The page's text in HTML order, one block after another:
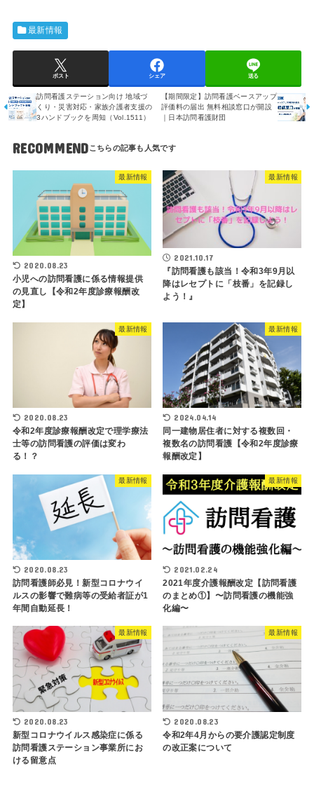
最新情報
ポスト シェア 送る
訪問看護ステーション向け 地域づ
くり・災害対応・家族介護者支援の
3ハンドブックを周知（Vol.1511）
【期間限定】訪問看護ベースアップ
評価料の届出 無料相談窓口が開設
｜日本訪問看護財団
RECOMMEND
最新情報
2020.08.23
小児への訪問看護に係る情報提供
の見直し【令和2年度診療報酬改
定】
最新情報
2021.10.17
『訪問看護も該当！令和3年9月以
降はレセプトに「枝番」を記録し
よう！』
最新情報
2020.08.23
令和2年度診療報酬改定で理学療法
士等の訪問看護の評価は変わ
る！？
最新情報
2024.04.14
同一建物居住者に対する複数回・
複数名の訪問看護【令和2年度診療
報酬改定】
最新情報
2020.08.23
訪問看護師必見！新型コロナウイ
ルスの影響で難病等の受給者証が1
年間自動延長！
最新情報
2021.02.24
2021年度介護報酬改定【訪問看護
のまとめ①】〜訪問看護の機能強
化編〜
最新情報
2020.08.23
新型コロナウイルス感染症に係る
訪問看護ステーション事業所にお
ける留意点
最新情報
2020.08.23
令和2年4月からの要介護認定制度
の改正案について